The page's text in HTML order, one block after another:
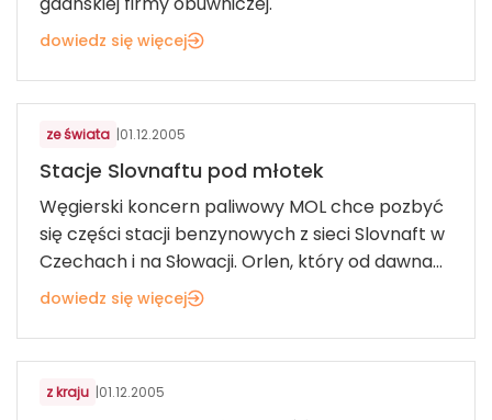
dowiedz się więcej
ART. MOTORYZACYJNE I ROLNICZE
ze świata |01.12.2005
Stacje Slovnaftu pod młotek
Węgierski koncern paliwowy MOL chce pozbyć
się części stacji benzynowych z sieci Slovnaft w
Czechach i na Słowacji. Orlen, który od dawna...
dowiedz się więcej
MODA
z kraju |01.12.2005